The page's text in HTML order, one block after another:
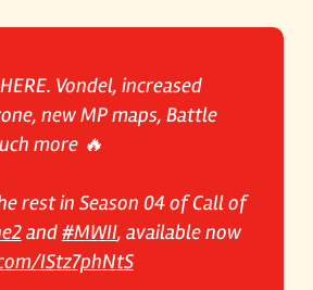
Vondel, increased
new MP maps, Battle
more 🔥
rest in Season 04 of Call of
and#MWII, available now
IStz7phNtS